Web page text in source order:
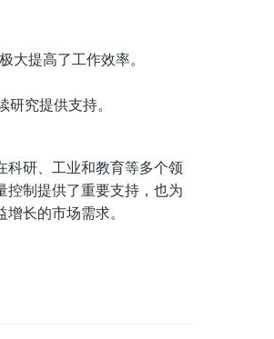
大提高了工作效率。
究提供支持。
科研、工业和教育等多个领
控制提供了重要支持，也为
长的市场需求。